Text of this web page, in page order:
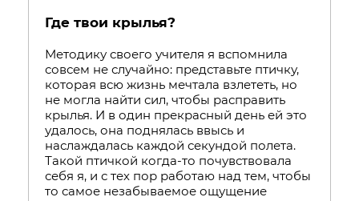
Где твои крылья?
Методику своего учителя я вспомнила
совсем не случайно: представьте птичку,
которая всю жизнь мечтала взлететь, но
не могла найти сил, чтобы расправить
крылья. И в один прекрасный день ей это
удалось, она поднялась ввысь и
наслаждалась каждой секундой полета.
Такой птичкой когда-то почувствовала
себя я, и с тех пор работаю над тем, чтобы
то самое незабываемое ощущение